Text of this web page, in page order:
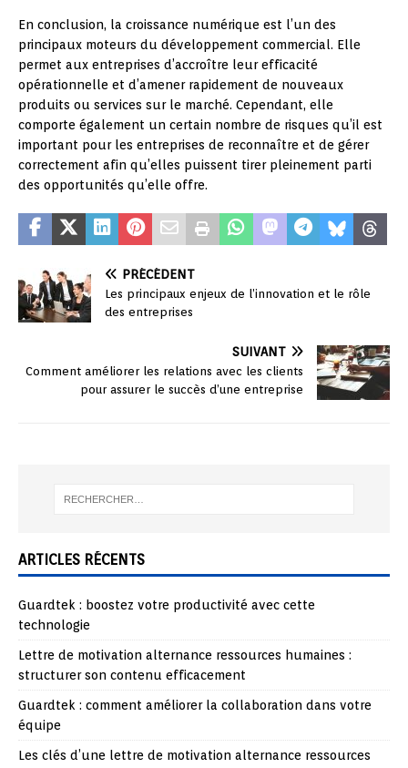
En conclusion, la croissance numérique est l’un des
principaux moteurs du développement commercial. Elle
permet aux entreprises d’accroître leur efficacité
opérationnelle et d’amener rapidement de nouveaux
produits ou services sur le marché. Cependant, elle
comporte également un certain nombre de risques qu’il est
important pour les entreprises de reconnaître et de gérer
correctement afin qu’elles puissent tirer pleinement parti
des opportunités qu’elle offre.
PRÉCÉDENT
Les principaux enjeux de l’innovation et le rôle
des entreprises
SUIVANT
Comment améliorer les relations avec les clients
pour assurer le succès d’une entreprise
ARTICLES RÉCENTS
Guardtek : boostez votre productivité avec cette
technologie
Lettre de motivation alternance ressources humaines :
structurer son contenu efficacement
Guardtek : comment améliorer la collaboration dans votre
équipe
Les clés d’une lettre de motivation alternance ressources